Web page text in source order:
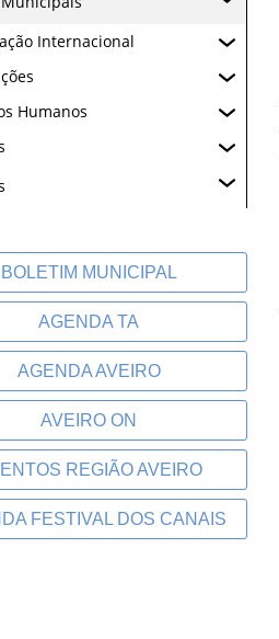
Internacional
Humanos
BOLETIM MUNICIPAL
AGENDA TA
AGENDA AVEIRO
AVEIRO ON
REGIÃO AVEIRO
FESTIVAL DOS CANAIS